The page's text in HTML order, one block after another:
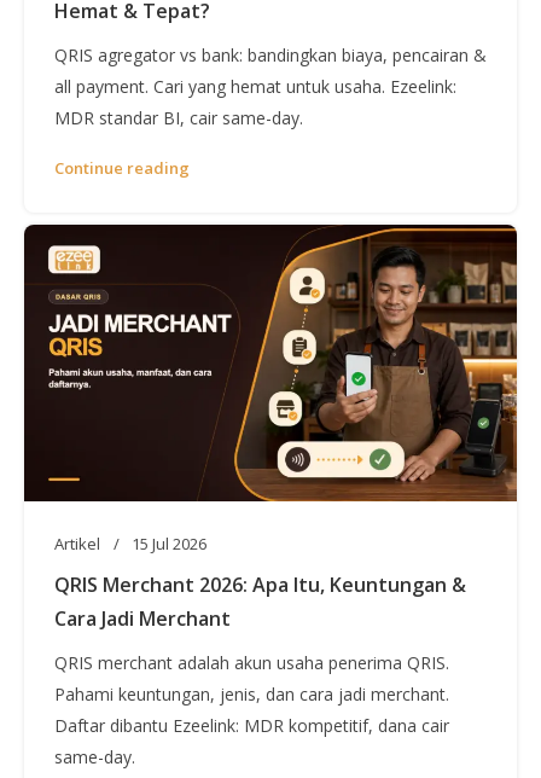
Hemat & Tepat?
QRIS agregator vs bank: bandingkan biaya, pencairan &
all payment. Cari yang hemat untuk usaha. Ezeelink:
MDR standar BI, cair same-day.
Continue reading
Artikel 15 Jul 2026
QRIS Merchant 2026: Apa Itu, Keuntungan &
Cara Jadi Merchant
QRIS merchant adalah akun usaha penerima QRIS.
Pahami keuntungan, jenis, dan cara jadi merchant.
Daftar dibantu Ezeelink: MDR kompetitif, dana cair
same-day.